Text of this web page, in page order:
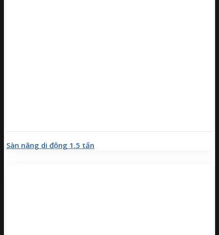
Sàn nâng di động 1.5 tấn